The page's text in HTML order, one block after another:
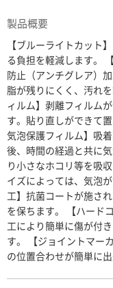
製品概要
【ブルーライトカット
る負担を軽減します。
防止（アンチグレア）
脂が残りにくく、汚れ
ィルム】剥離フィルム
す。貼り直しができて
気泡保護フィルム】吸
後、時間の経過と共に
り小さなホコリ等を吸
イズによっては、気泡
工】抗菌コートが施さ
を保ちます。 【ハード
工により簡単に傷が付
す。 【ジョイントマー
の位置合わせが簡単に